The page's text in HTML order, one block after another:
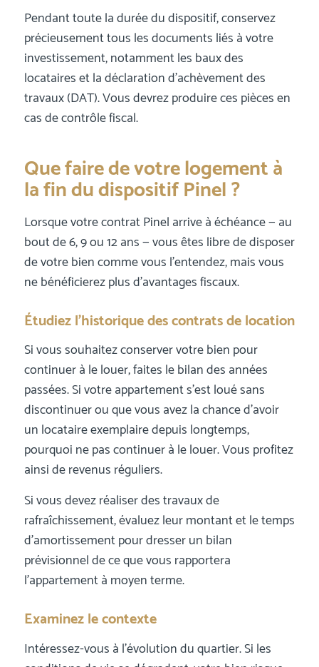
Pendant toute la durée du dispositif, conservez
précieusement tous les documents liés à votre
investissement, notamment les baux des
locataires et la déclaration d’achèvement des
travaux (DAT). Vous devrez produire ces pièces en
cas de contrôle fiscal.
Que faire de votre logement à
la fin du dispositif Pinel ?
Lorsque votre contrat Pinel arrive à échéance — au
bout de 6, 9 ou 12 ans — vous êtes libre de disposer
de votre bien comme vous l’entendez, mais vous
ne bénéficierez plus d’avantages fiscaux.
Étudiez l’historique des contrats de location
Si vous souhaitez conserver votre bien pour
continuer à le louer, faites le bilan des années
passées. Si votre appartement s’est loué sans
discontinuer ou que vous avez la chance d’avoir
un locataire exemplaire depuis longtemps,
pourquoi ne pas continuer à le louer. Vous profitez
ainsi de revenus réguliers.
Si vous devez réaliser des travaux de
rafraîchissement, évaluez leur montant et le temps
d’amortissement pour dresser un bilan
prévisionnel de ce que vous rapportera
l’appartement à moyen terme.
Examinez le contexte
Intéressez-vous à l’évolution du quartier. Si les